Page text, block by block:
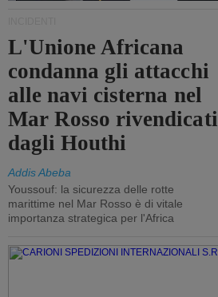
L'Unione Africana
condanna gli attacchi
alle navi cisterna nel
Mar Rosso rivendicati
dagli Houthi
Addis Abeba
Youssouf: la sicurezza delle rotte
marittime nel Mar Rosso è di vitale
importanza strategica per l'Africa